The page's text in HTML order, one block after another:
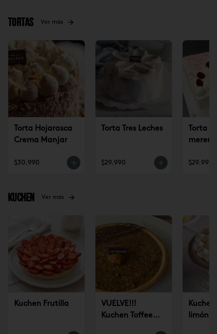
Tortas Ver más
Torta Hojarasca
Crema Manjar
$30.990
Torta Tres Leches
$29.990
Torta
$29.990
Kuchen Ver más
Kuchen Frutilla
VUELVE!!!
Kuchen Toffee
limón